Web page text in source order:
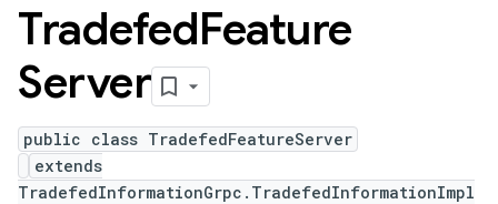
TradefedFeature
Server
public class TradefedFeatureServer
extends
TradefedInformationGrpc.TradefedInformationImpl